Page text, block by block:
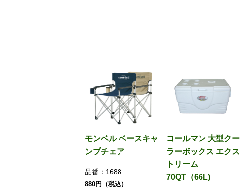
モンベル ベースキャ
ンプチェア
品番： 1688
880円（税込）
コールマン 大型クー
ラーボックス エクス
トリーム
70QT（66L)